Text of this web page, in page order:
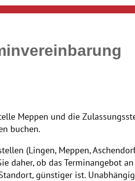
Meppen und die
buchen.
(Lingen, Meppen,
daher, ob das Terminangebot
günstiger ist.